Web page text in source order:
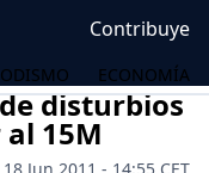
Contribuye
ECONOMÍA
disturbios
15M